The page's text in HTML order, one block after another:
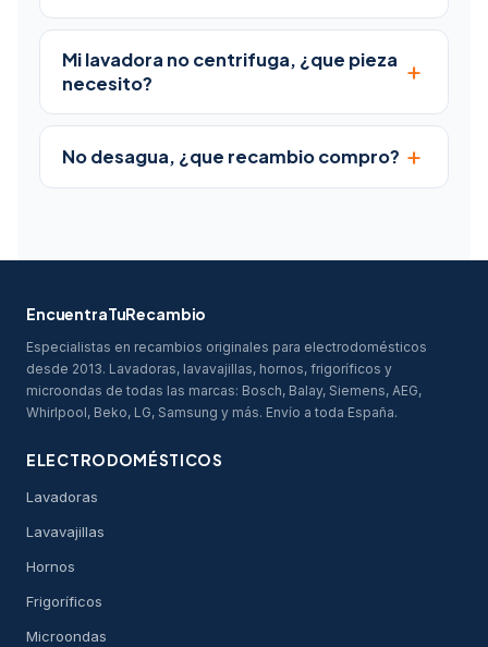
Mi lavadora no centrifuga, ¿que pieza
necesito?
+
No desagua, ¿que recambio compro? +
EncuentraTuRecambio
Especialistas en recambios originales para electrodomésticos
desde 2013. Lavadoras, lavavajillas, hornos, frigoríficos y
microondas de todas las marcas: Bosch, Balay, Siemens, AEG,
Whirlpool, Beko, LG, Samsung y más. Envío a toda España.
ELECTRODOMÉSTICOS
Lavadoras
Lavavajillas
Hornos
Frigoríficos
Microondas